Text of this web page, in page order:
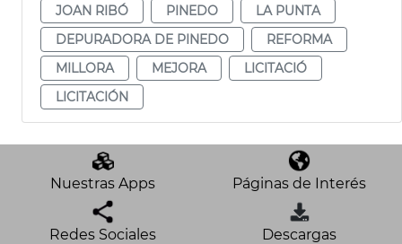
JOAN RIBÓ
PINEDO
LA PUNTA
DEPURADORA DE PINEDO
REFORMA
MILLORA
MEJORA
LICITACIÓ
LICITACIÓN
Nuestras Apps Páginas de Interés
Redes Sociales Descargas